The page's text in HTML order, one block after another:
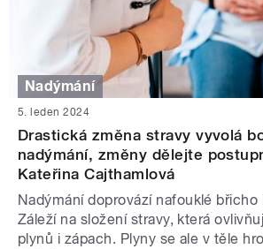
Nadýmání
5. leden 2024
Drastická změna stravy vyvolá
nadýmání, změny dělejte
Kateřina Cajthamlová
Nadýmání doprovází nafouklé břicho
Záleží na složení stravy, která
plynů i zápach. Plyny se ale v těle